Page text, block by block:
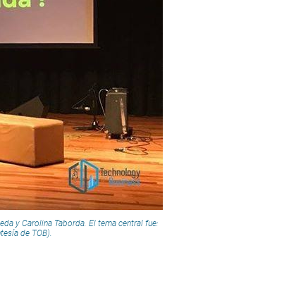
y Carolina Taborda. El tema central fue:
de TOB).